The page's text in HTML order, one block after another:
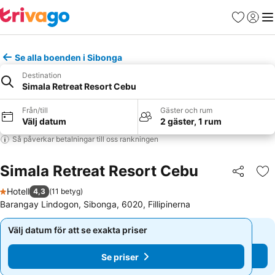
Favoriter
Logga
Se alla boenden i Sibonga
Destination
Simala Retreat Resort Cebu
Från/till
Välj datum
Gäster och rum
2 gäster, 1 rum
Så påverkar betalningar till oss rankningen
Simala Retreat Resort Cebu Dela
1 Stjärnor
Hotell 4,3 (11 betyg)
Barangay Lindogon, Sibonga, 6020, Fillipinerna
Välj datum för att se exakta priser
Se priser
Välj datum för att se exakta priser
Se priser